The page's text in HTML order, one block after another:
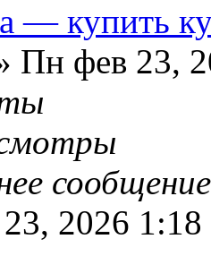
— купить
Пн фев 23,
2026 1:18